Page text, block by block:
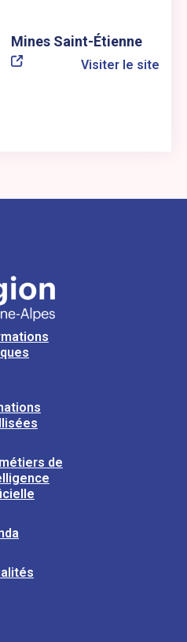
Mines Saint-Étienne
Visiter le site
de